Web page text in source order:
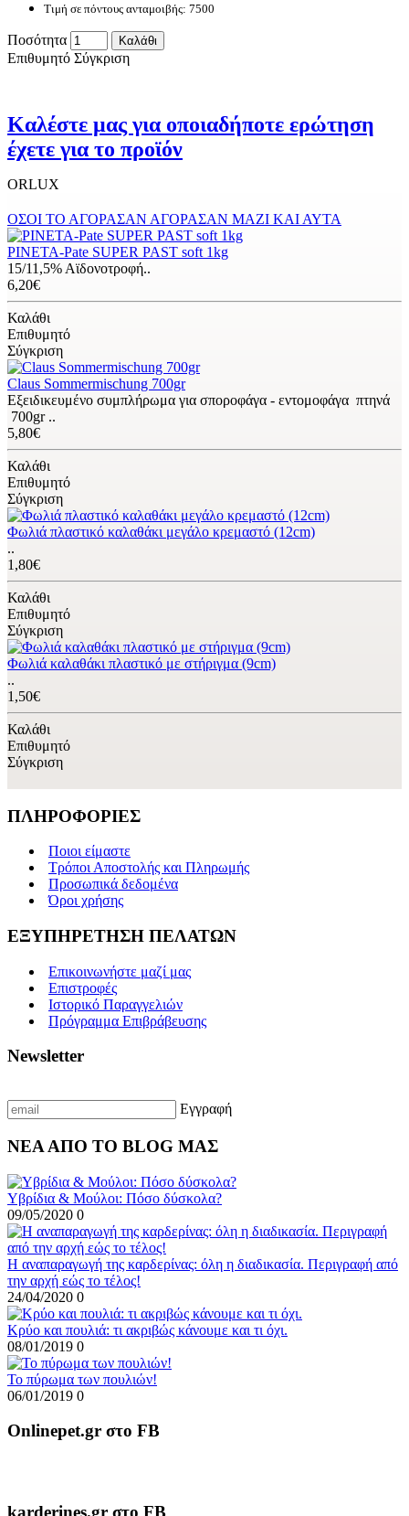
Τιμή σε πόντους ανταμοιβής: 7500
Ποσότητα Καλάθι
Επιθυμητό Σύγκριση
Καλέστε μας για οποιαδήποτε ερώτηση
έχετε για το προϊόν
ORLUX
ΟΣΟΙ ΤΟ ΑΓΟΡΑΣΑΝ ΑΓΟΡΑΣΑΝ ΜΑΖΙ ΚΑΙ ΑΥΤΑ
PINETA-Pate SUPER PAST soft 1kg
15/11,5% Αϊδονοτροφή..
6,20€
Καλάθι
Επιθυμητό
Σύγκριση
Claus Sommermischung 700gr
Εξειδικευμένο συμπλήρωμα για σποροφάγα - εντομοφάγα πτηνά
700gr ..
5,80€
Καλάθι
Επιθυμητό
Σύγκριση
Φωλιά πλαστικό καλαθάκι μεγάλο κρεμαστό (12cm)
..
1,80€
Καλάθι
Επιθυμητό
Σύγκριση
Φωλιά καλαθάκι πλαστικό με στήριγμα (9cm)
..
1,50€
Καλάθι
Επιθυμητό
Σύγκριση
ΠΛΗΡΟΦΟΡΙΕΣ
Ποιοι είμαστε
Τρόποι Αποστολής και Πληρωμής
Προσωπικά δεδομένα
Όροι χρήσης
ΕΞΥΠΗΡΕΤΗΣΗ ΠΕΛΑΤΩΝ
Επικοινωνήστε μαζί μας
Επιστροφές
Ιστορικό Παραγγελιών
Πρόγραμμα Επιβράβευσης
Newsletter
Εγγραφή
ΝΕΑ ΑΠΟ ΤΟ BLOG ΜΑΣ
Υβρίδια & Μούλοι: Πόσο δύσκολα?
09/05/2020 0
Η αναπαραγωγή της καρδερίνας: όλη η διαδικασία. Περιγραφή από
την αρχή εώς το τέλος!
24/04/2020 0
Κρύο και πουλιά: τι ακριβώς κάνουμε και τι όχι.
08/01/2019 0
To πύρωμα των πουλιών!
06/01/2019 0
Onlinepet.gr στο FB
karderines.gr στο FB